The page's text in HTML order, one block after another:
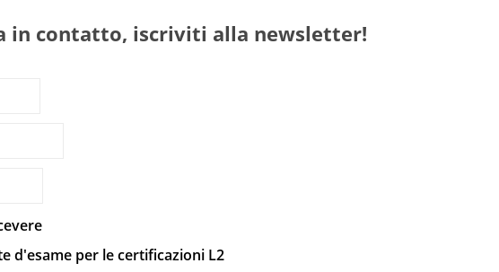
in contatto, iscriviti alla newsletter!
d'esame per le certificazioni L2